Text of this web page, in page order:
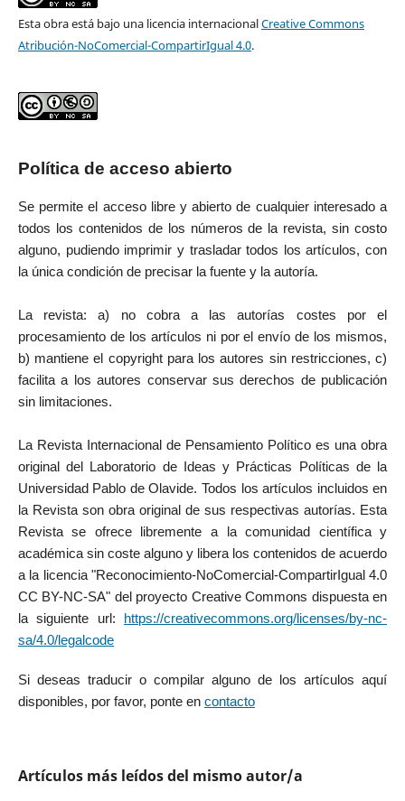
Esta obra está bajo una licencia internacionalCreative Commons
Atribución-NoComercial-CompartirIgual 4.0.
Política de acceso abierto
Se permite el acceso libre y abierto de cualquier interesado a
todos los contenidos de los números de la revista, sin costo
alguno, pudiendo imprimir y trasladar todos los artículos, con
la única condición de precisar la fuente y la autoría.
La revista: a) no cobra a las autorías costes por el
procesamiento de los artículos ni por el envío de los mismos,
b) mantiene el copyright para los autores sin restricciones, c)
facilita a los autores conservar sus derechos de publicación
sin limitaciones.
La Revista Internacional de Pensamiento Político es una obra
original del Laboratorio de Ideas y Prácticas Políticas de la
Universidad Pablo de Olavide. Todos los artículos incluidos en
la Revista son obra original de sus respectivas autorías. Esta
Revista se ofrece libremente a la comunidad científica y
académica sin coste alguno y libera los contenidos de acuerdo
a la licencia "Reconocimiento-NoComercial-CompartirIgual 4.0
CC BY-NC-SA" del proyecto Creative Commons dispuesta en
la siguiente url:
https://creativecommons.org/licenses/by-nc-
sa/4.0/legalcode
Si deseas traducir o compilar alguno de los artículos aquí
disponibles, por favor, ponte en contacto
Artículos más leídos del mismo autor/a